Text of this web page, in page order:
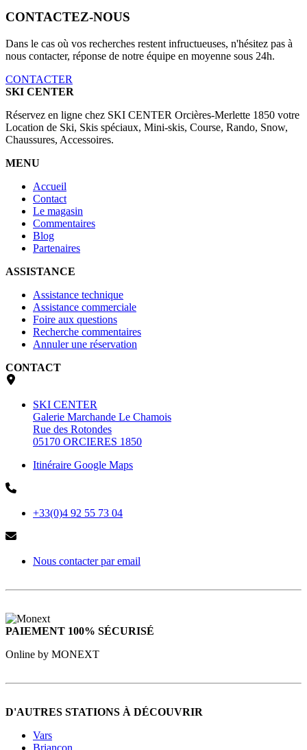
CONTACTEZ-NOUS
Dans le cas où vos recherches restent infructueuses, n'hésitez pas à
nous contacter, réponse de notre équipe en moyenne sous 24h.
CONTACTER
SKI CENTER
Réservez en ligne chez SKI CENTER Orcières-Merlette 1850 votre
Location de Ski, Skis spéciaux, Mini-skis, Course, Rando, Snow,
Chaussures, Accessoires.
MENU
Accueil
Contact
Le magasin
Commentaires
Blog
Partenaires
ASSISTANCE
Assistance technique
Assistance commerciale
Foire aux questions
Recherche commentaires
Annuler une réservation
CONTACT
SKI CENTER
Galerie Marchande Le Chamois
Rue des Rotondes
05170 ORCIERES 1850
Itinéraire Google Maps
+33(0)4 92 55 73 04
Nous contacter par email
PAIEMENT 100% SÉCURISÉ
Online by MONEXT
D'AUTRES STATIONS À DÉCOUVRIR
Vars
Briançon